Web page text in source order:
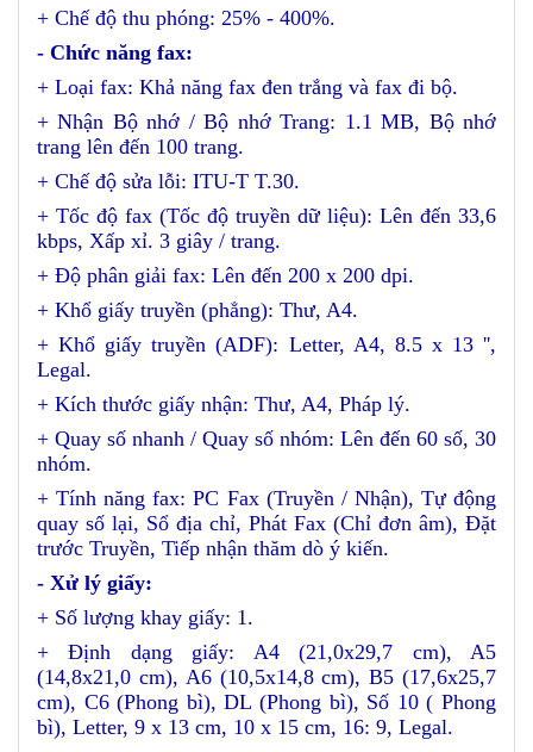
+ Chế độ thu phóng: 25% - 400%.
- Chức năng fax:
+ Loại fax: Khả năng fax đen trắng và fax đi bộ.
+ Nhận Bộ nhớ / Bộ nhớ Trang: 1.1 MB, Bộ nhớ
trang lên đến 100 trang.
+ Chế độ sửa lỗi: ITU-T T.30.
+ Tốc độ fax (Tốc độ truyền dữ liệu): Lên đến 33,6
kbps, Xấp xỉ. 3 giây / trang.
+ Độ phân giải fax: Lên đến 200 x 200 dpi.
+ Khổ giấy truyền (phẳng): Thư, A4.
+ Khổ giấy truyền (ADF): Letter, A4, 8.5 x 13 '',
Legal.
+ Kích thước giấy nhận: Thư, A4, Pháp lý.
+ Quay số nhanh / Quay số nhóm: Lên đến 60 số, 30
nhóm.
+ Tính năng fax: PC Fax (Truyền / Nhận), Tự động
quay số lại, Sổ địa chỉ, Phát Fax (Chỉ đơn âm), Đặt
trước Truyền, Tiếp nhận thăm dò ý kiến.
- Xử lý giấy:
+ Số lượng khay giấy: 1.
+ Định dạng giấy: A4 (21,0x29,7 cm), A5
(14,8x21,0 cm), A6 (10,5x14,8 cm), B5 (17,6x25,7
cm), C6 (Phong bì), DL (Phong bì), Số 10 ( Phong
bì), Letter, 9 x 13 cm, 10 x 15 cm, 16: 9, Legal.